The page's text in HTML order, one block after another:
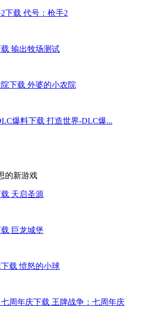
代号：枪手2
输出牧场测试
外婆的小农院
打造世界-DLC爆...
的新游戏
天启圣源
巨龙城堡
愤怒的小球
王牌战争：七周年庆